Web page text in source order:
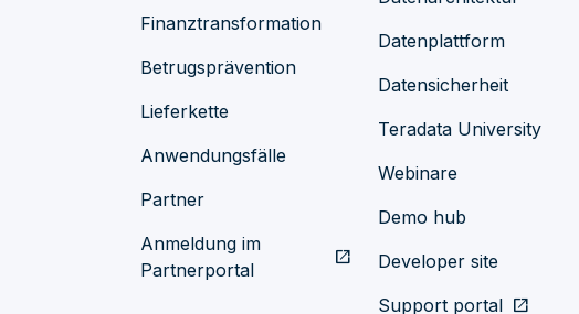
Finanztransformation
Betrugsprävention
Lieferkette
Anwendungsfälle
Partner
Anmeldung im
Partnerportal
open_in_new
Datenplattform
Datensicherheit
Teradata University
Webinare
Demo hub
Developer site
Support portal open_in_new